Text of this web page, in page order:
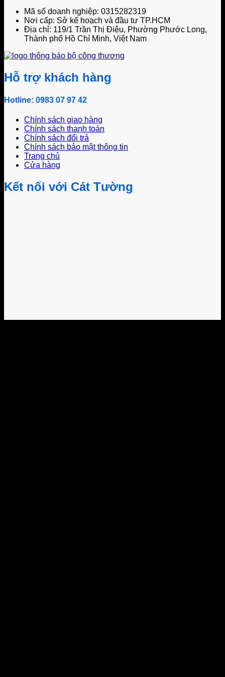
Mã số doanh nghiệp: 0315282319
Nơi cấp: Sở kế hoạch và đầu tư TP.HCM
Địa chỉ: 119/1 Trần Thị Điệu, Phường Phước Long,
Thành phố Hồ Chí Minh, Việt Nam
Hỗ trợ khách hàng
Hotline: 0983 07 97 42
Chính sách giao hàng
Chính sách thanh toán
Chính sách đổi trả
Chính sách bảo mật thông tin
Trang chủ
Cửa hàng
Kết nối với Cát Tường